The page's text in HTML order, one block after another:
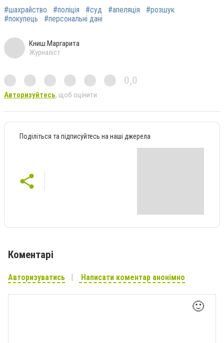
#шахрайство #поліція #суд #апеляція
#розшук
#покупець
#персональні дані
Книш Маргарита
Журналіст
0,0
Авторизуйтесь, щоб оцінити
Поділіться та підписуйтесь на наші джерела
Коментарі
Авторизуватись Написати коментар анонімно
🙂